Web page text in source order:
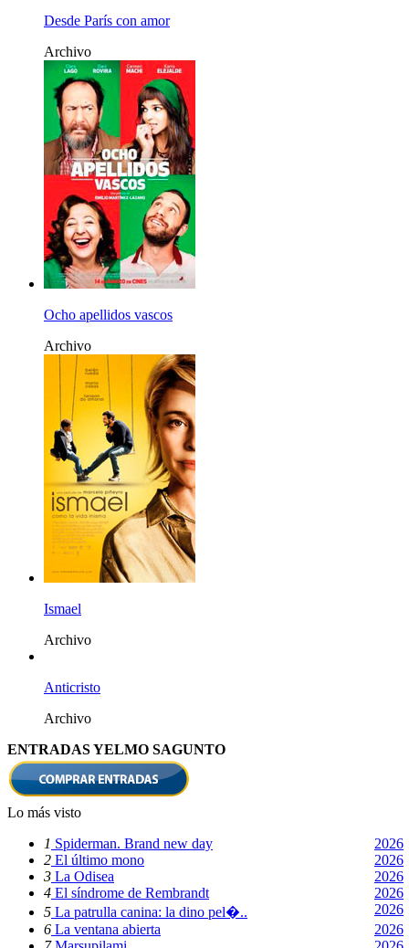
Desde París con amor
Archivo
Ocho apellidos vascos
Archivo
Ismael
Archivo
Anticristo
Archivo
ENTRADAS YELMO SAGUNTO
Lo más visto
1 Spiderman. Brand new day
2026
2 El último mono
2026
3 La Odisea
2026
4 El síndrome de Rembrandt
2026
5 La patrulla canina: la dino pel�..
2026
6 La ventana abierta
2026